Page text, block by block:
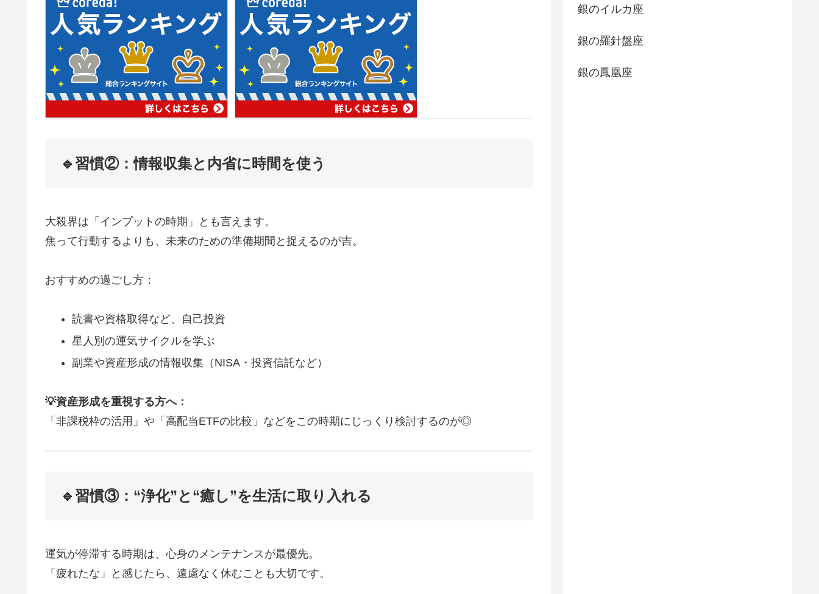
🔹習慣②：情報収集と内省に時間を使う
大殺界は「インプットの時期」とも言えます。
焦って行動するよりも、未来のための準備期間と捉えるのが吉。
おすすめの過ごし方：
読書や資格取得など、自己投資
星人別の運気サイクルを学ぶ
副業や資産形成の情報収集（NISA・投資信託など）
💡資産形成を重視する方へ：
「非課税枠の活用」や「高配当ETFの比較」などをこの時期にじっくり検討するのが◎
🔹習慣③：“浄化”と“癒し”を生活に取り入れる
運気が停滞する時期は、心身のメンテナンスが最優先。
「疲れたな」と感じたら、遠慮なく休むことも大切です。
銀のイルカ座
銀の羅針盤座
銀の鳳凰座